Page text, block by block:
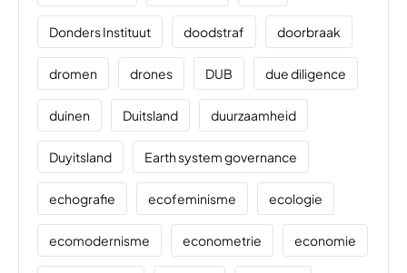
Donders Instituut doodstraf doorbraak
dromen drones DUB due diligence
duinen Duitsland duurzaamheid
Duyitsland Earth system governance
echografie ecofeminisme ecologie
ecomodernisme econometrie economie